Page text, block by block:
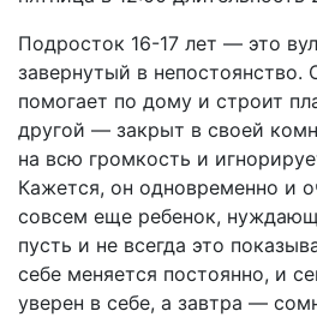
Подросток 16-17 лет — это
завернутый в непостоянство.
помогает по дому и строит
другой — закрыт в своей
на всю громкость и
Кажется, он одновременно и
совсем еще ребенок,
пусть и не всегда это
себе меняется постоянно, и
уверен в себе, а завтра —